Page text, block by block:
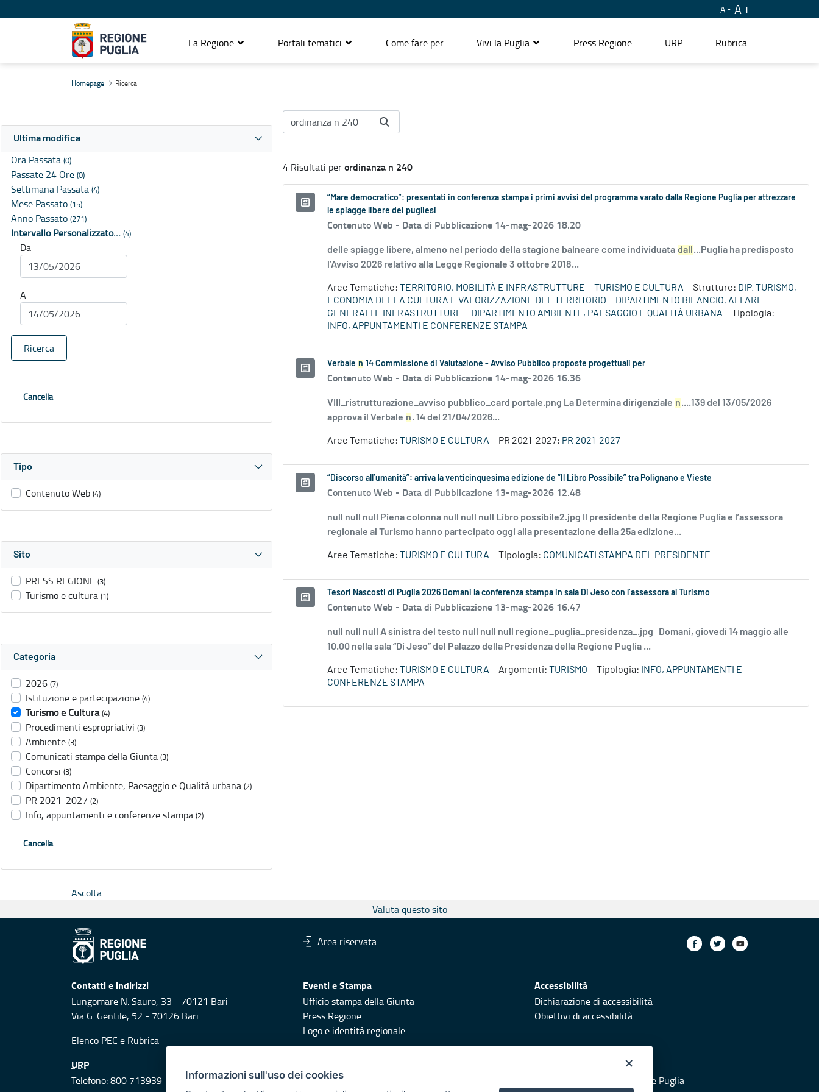
A A
La Regione Portali tematici Come fare per Vivi la Puglia Press Regione URP Rubrica
Homepage Ricerca
Ultima modifica
Ora Passata (0)
Passate 24 Ore (0)
Settimana Passata (4)
Mese Passato (15)
Anno Passato (271)
Intervallo Personalizzato… (4)
Da
A
Ricerca
Cancella
Tipo
Contenuto Web (4)
Sito
PRESS REGIONE (3)
Turismo e cultura (1)
Categoria
2026 (7)
Istituzione e partecipazione (4)
Turismo e Cultura (4)
Procedimenti espropriativi (3)
Ambiente (3)
Comunicati stampa della Giunta (3)
Concorsi (3)
Dipartimento Ambiente, Paesaggio e Qualità urbana (2)
PR 2021-2027 (2)
Info, appuntamenti e conferenze stampa (2)
Cancella
4 Risultati perordinanza n 240
“Mare democratico”: presentati in conferenza stampa i primi avvisi del programma varato dalla Regione Puglia per attrezzare
le spiagge libere dei pugliesi
Contenuto Web - Data di Pubblicazione 14-mag-2026 18.20
delle spiagge libere, almeno nel periodo della stagione balneare come individuata dall
...Puglia ha predisposto
l’Avviso 2026 relativo alla Legge Regionale 3 ottobre 2018...
Aree Tematiche: TERRITORIO, MOBILITÀ E INFRASTRUTTURE TURISMO E CULTURA Strutture: DIP. TURISMO,
ECONOMIA DELLA CULTURA E VALORIZZAZIONE DEL TERRITORIO
DIPARTIMENTO BILANCIO, AFFARI
GENERALI E INFRASTRUTTURE
DIPARTIMENTO AMBIENTE, PAESAGGIO E QUALITÀ URBANA
Tipologia:
INFO, APPUNTAMENTI E CONFERENZE STAMPA
Verbale n 14 Commissione di Valutazione - Avviso Pubblico proposte progettuali per
Contenuto Web - Data di Pubblicazione 14-mag-2026 16.36
VIII_ristrutturazione_avviso pubblico_card portale.png La Determina dirigenziale n....139 del 13/05/2026
approva il Verbale n. 14 del 21/04/2026...
Aree Tematiche: TURISMO E CULTURA PR 2021-2027: PR 2021-2027
“Discorso all’umanità”: arriva la venticinquesima edizione de “Il Libro Possibile” tra Polignano e Vieste
Contenuto Web - Data di Pubblicazione 13-mag-2026 12.48
null null null Piena colonna null null null Libro possibile2.jpg Il presidente della Regione Puglia e l’assessora
regionale al Turismo hanno partecipato oggi alla presentazione della 25a edizione...
Aree Tematiche: TURISMO E CULTURA Tipologia: COMUNICATI STAMPA DEL PRESIDENTE
Tesori Nascosti di Puglia 2026 Domani la conferenza stampa in sala Di Jeso con l’assessora al Turismo
Contenuto Web - Data di Pubblicazione 13-mag-2026 16.47
null null null A sinistra del testo null null null regione_puglia_presidenza_.jpg Domani, giovedì 14 maggio alle
10.00 nella sala “Di Jeso” del Palazzo della Presidenza della Regione Puglia ...
Aree Tematiche: TURISMO E CULTURA Argomenti: TURISMO Tipologia:
INFO, APPUNTAMENTI E
CONFERENZE STAMPA
Ascolta
Valuta questo sito
Area riservata
Contatti e indirizzi
Lungomare N. Sauro, 33 - 70121 Bari
Via G. Gentile, 52 - 70126 Bari
Elenco PEC e Rubrica
Eventi e Stampa
Ufficio stampa della Giunta
Press Regione
Logo e identità regionale
Accessibilità
Dichiarazione di accessibilità
Obiettivi di accessibilità
URP
Telefono: 800 713939
Responsabili di pubblicazione Vai al sito di Protezione Civile Puglia
×
Informazioni sull'uso dei cookies